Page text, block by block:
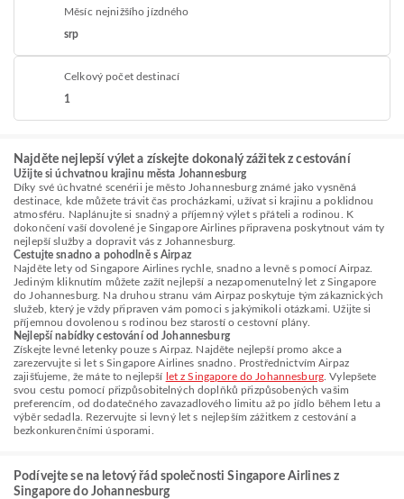
Měsíc nejnižšího jízdného
srp
Celkový počet destinací
1
Najděte nejlepší výlet a získejte dokonalý zážitek z cestování
Užijte si úchvatnou krajinu města Johannesburg
Díky své úchvatné scenérii je město Johannesburg známé jako vysněná
destinace, kde můžete trávit čas procházkami, užívat si krajinu a poklidnou
atmosféru. Naplánujte si snadný a příjemný výlet s přáteli a rodinou. K
dokončení vaší dovolené je Singapore Airlines připravena poskytnout vám ty
nejlepší služby a dopravit vás z Johannesburg.
Cestujte snadno a pohodlně s Airpaz
Najděte lety od Singapore Airlines rychle, snadno a levně s pomocí Airpaz.
Jediným kliknutím můžete zažít nejlepší a nezapomenutelný let z Singapore
do Johannesburg. Na druhou stranu vám Airpaz poskytuje tým zákaznických
služeb, který je vždy připraven vám pomoci s jakýmikoli otázkami. Užijte si
příjemnou dovolenou s rodinou bez starostí o cestovní plány.
Nejlepší nabídky cestování od Johannesburg
Získejte levné letenky pouze s Airpaz. Najděte nejlepší promo akce a
zarezervujte si let s Singapore Airlines snadno. Prostřednictvím Airpaz
zajišťujeme, že máte to nejlepší let z Singapore do Johannesburg. Vylepšete
svou cestu pomocí přizpůsobitelných doplňků přizpůsobených vašim
preferencím, od dodatečného zavazadlového limitu až po jídlo během letu a
výběr sedadla. Rezervujte si levný let s nejlepším zážitkem z cestování a
bezkonkurenčními úsporami.
Podívejte se na letový řád společnosti Singapore Airlines z
Singapore do Johannesburg